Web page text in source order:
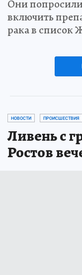
Они
включить
рака в
НОВОСТИ ПРОИСШЕСТВИЯ
Ливень с
Ростов